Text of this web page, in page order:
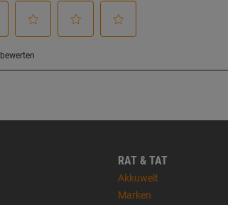
RAT & TAT
Akkuwelt
Marken